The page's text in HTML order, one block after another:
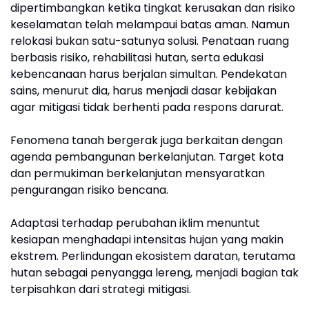
dipertimbangkan ketika tingkat kerusakan dan risiko
keselamatan telah melampaui batas aman. Namun
relokasi bukan satu-satunya solusi. Penataan ruang
berbasis risiko, rehabilitasi hutan, serta edukasi
kebencanaan harus berjalan simultan. Pendekatan
sains, menurut dia, harus menjadi dasar kebijakan
agar mitigasi tidak berhenti pada respons darurat.
Fenomena tanah bergerak juga berkaitan dengan
agenda pembangunan berkelanjutan. Target kota
dan permukiman berkelanjutan mensyaratkan
pengurangan risiko bencana.
Adaptasi terhadap perubahan iklim menuntut
kesiapan menghadapi intensitas hujan yang makin
ekstrem. Perlindungan ekosistem daratan, terutama
hutan sebagai penyangga lereng, menjadi bagian tak
terpisahkan dari strategi mitigasi.